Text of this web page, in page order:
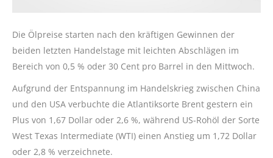
Die Ölpreise starten nach den kräftigen Gewinnen der
beiden letzten Handelstage mit leichten Abschlägen im
Bereich von 0,5 % oder 30 Cent pro Barrel in den Mittwoch.
Aufgrund der Entspannung im Handelskrieg zwischen China
und den USA verbuchte die Atlantiksorte Brent gestern ein
Plus von 1,67 Dollar oder 2,6 %, während US-Rohöl der Sorte
West Texas Intermediate (WTI) einen Anstieg um 1,72 Dollar
oder 2,8 % verzeichnete.